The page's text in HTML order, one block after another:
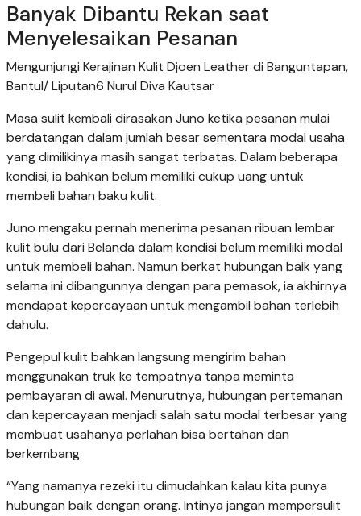
Banyak Dibantu Rekan saat
Menyelesaikan Pesanan
Mengunjungi Kerajinan Kulit Djoen Leather di Banguntapan,
Bantul/ Liputan6 Nurul Diva Kautsar
Masa sulit kembali dirasakan Juno ketika pesanan mulai
berdatangan dalam jumlah besar sementara modal usaha
yang dimilikinya masih sangat terbatas. Dalam beberapa
kondisi, ia bahkan belum memiliki cukup uang untuk
membeli bahan baku kulit.
Juno mengaku pernah menerima pesanan ribuan lembar
kulit bulu dari Belanda dalam kondisi belum memiliki modal
untuk membeli bahan. Namun berkat hubungan baik yang
selama ini dibangunnya dengan para pemasok, ia akhirnya
mendapat kepercayaan untuk mengambil bahan terlebih
dahulu.
Pengepul kulit bahkan langsung mengirim bahan
menggunakan truk ke tempatnya tanpa meminta
pembayaran di awal. Menurutnya, hubungan pertemanan
dan kepercayaan menjadi salah satu modal terbesar yang
membuat usahanya perlahan bisa bertahan dan
berkembang.
“Yang namanya rezeki itu dimudahkan kalau kita punya
hubungan baik dengan orang. Intinya jangan mempersulit